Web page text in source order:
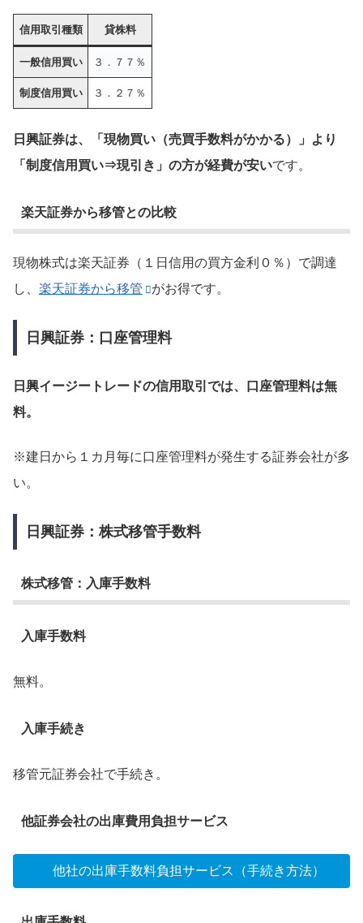
信用取引種類 貸株料
一般信用買い ３．７７％
制度信用買い ３．２７％
日興証券は、「現物買い（売買手数料がかかる）」より
「制度信用買い⇒現引き」の方が経費が安いです。
楽天証券から移管との比較
現物株式は楽天証券（１日信用の買方金利０％）で調達
し、 楽天証券から移管 がお得です。
日興証券：口座管理料
日興イージートレードの信用取引では、口座管理料は無
料。
※建日から１カ月毎に口座管理料が発生する証券会社が多
い。
日興証券：株式移管手数料
株式移管：入庫手数料
入庫手数料
無料。
入庫手続き
移管元証券会社で手続き。
他証券会社の出庫費用負担サービス
他社の出庫手数料負担サービス（手続き方法）